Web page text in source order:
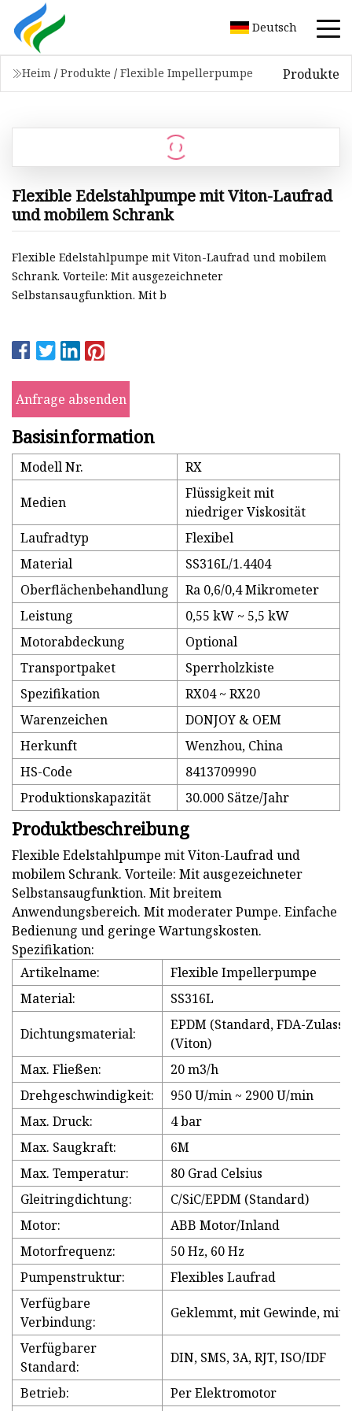
Deutsch
Heim / Produkte / Flexible Impellerpumpe Produkte
Flexible Edelstahlpumpe mit Viton-Laufrad
und mobilem Schrank
Flexible Edelstahlpumpe mit Viton-Laufrad und mobilem
Schrank. Vorteile: Mit ausgezeichneter
Selbstansaugfunktion. Mit b
Anfrage absenden
Basisinformation
Modell Nr. RX
Medien
Flüssigkeit mit
niedriger Viskosität
Laufradtyp
Flexibel
Material
SS316L/1.4404
Oberflächenbehandlung
Ra 0,6/0,4 Mikrometer
Leistung
0,55 kW ~ 5,5 kW
Motorabdeckung
Optional
Transportpaket
Sperrholzkiste
Spezifikation
RX04 ~ RX20
Warenzeichen
DONJOY & OEM
Herkunft
Wenzhou, China
HS-Code
8413709990
Produktionskapazität
30.000 Sätze/Jahr
Produktbeschreibung
Flexible Edelstahlpumpe mit Viton-Laufrad und
mobilem Schrank. Vorteile: Mit ausgezeichneter
Selbstansaugfunktion. Mit breitem
Anwendungsbereich. Mit moderater Pumpe. Einfache
Bedienung und geringe Wartungskosten.
Spezifikation:
Artikelname:
Flexible Impellerpumpe
Material:
SS316L
Dichtungsmaterial:
EPDM (Standard, FDA-
(Viton)
Max. Fließen:
20 m3/h
Drehgeschwindigkeit:
950 U/min ~ 2900 U/min
Max. Druck:
4 bar
Max. Saugkraft:
6M
Max. Temperatur:
80 Grad Celsius
Gleitringdichtung:
C/SiC/EPDM (Standard)
Motor:
ABB Motor/Inland
Motorfrequenz:
50 Hz, 60 Hz
Pumpenstruktur:
Flexibles Laufrad
Verfügbare
Verbindung:
Geklemmt, mit Gewinde, mit
Verfügbarer
Standard:
DIN, SMS, 3A, RJT, ISO/IDF
Betrieb:
Per Elektromotor